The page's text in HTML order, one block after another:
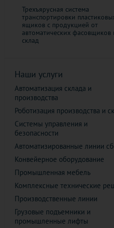
Трехъярусная система
транспортировки
ящиков с продукцией от
автоматических фасовщиков
склад
Наши услуги
Автоматизация склада и
производства
Роботизация производства и
Системы управления и
безопасности
Автоматизированные линии
Конвейерное оборудование
Промышленная мебель
Комплексные технические
Производственные линии
Грузовые подъемники и
промышленные лифты